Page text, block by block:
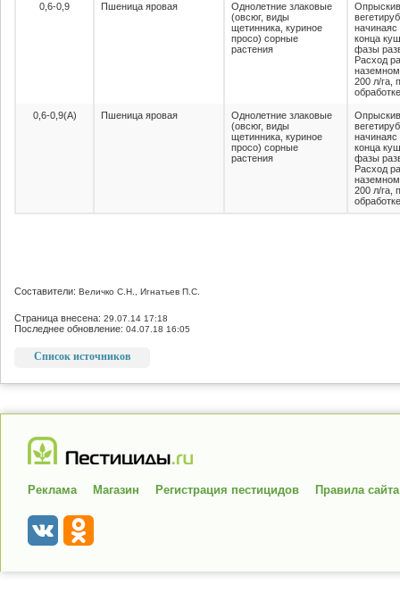
0,6-0,9 Пшеница яровая
Однолетние злаковые
(овсюг, виды
щетинника, куриное
просо) сорные
растения
конца
фазы
Расход
200 л/га,
0,6-0,9(А) Пшеница яровая
Однолетние злаковые
(овсюг, виды
щетинника, куриное
просо) сорные
растения
конца
фазы
Расход
200 л/га,
Составители: Величко С.Н., Игнатьев П.С.
Страница внесена: 29.07.14 17:18
Последнее обновление: 04.07.18 16:05
Список источников
Реклама Магазин Регистрация пестицидов Правила сайта